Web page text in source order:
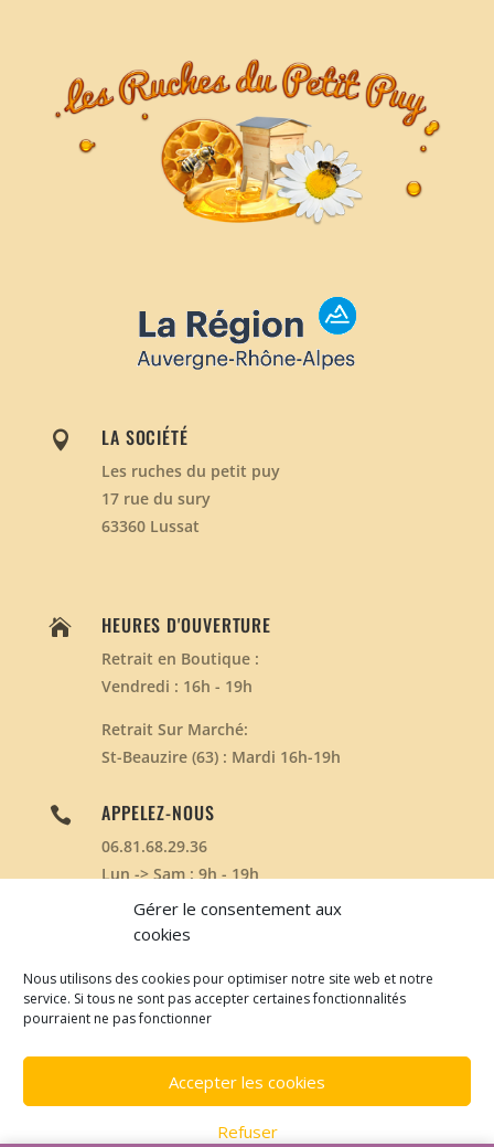
Gérer le consentement aux
cookies
Nous utilisons des cookies pour optimiser notre site web et notre
service. Si tous ne sont pas accepter certaines fonctionnalités
pourraient ne pas fonctionner
Accepter les cookies
Refuser
 LA SOCIÉTÉ
Les ruches du petit puy
17 rue du sury
63360 Lussat
 HEURES D'OUVERTURE
Retrait en Boutique :
Vendredi : 16h - 19h
Retrait Sur Marché:
St-Beauzire (63) : Mardi 16h-19h
 APPELEZ-NOUS
06.81.68.29.36
Lun -> Sam : 9h - 19h
Dim : Non Disponible
Développé parwww.clicnstart.com